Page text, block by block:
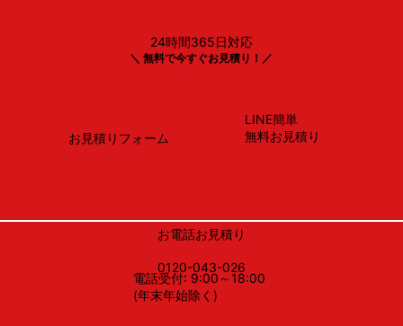
Panasonic製
LINE簡単
無料お見積り
0120-043-026
お電話お見積り
電話受付: 9:00～18:00
(年末年始除く)
お見積りフォーム
＼ 無料で今すぐお見積り！／
24時間365日対応